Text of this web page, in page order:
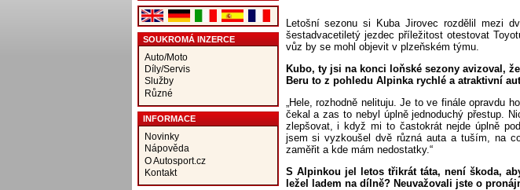
SOUKROMÁ INZERCE
Auto/Moto
Díly/Servis
Služby
Různé
INFORMACE
Novinky
Nápověda
O Autosport.cz
Kontakt
Letošní sezonu si Kuba Jirovec rozdělil mezi
šestadvacetiletý jezdec příležitost otestovat
vůz by se mohl objevit v plzeňském týmu.
Kubo, ty jsi na konci loňské sezony avizoval,
Beru to z pohledu Alpinka rychlé a atraktivní
„Hele, rozhodně nelituju. Je to ve finále opravdu
čekal a zas to nebyl úplně jednoduchý přestup.
zlepšovat, i když mi to častokrát nejde úplně
jsem si vyzkoušel dvě různá auta a tuším, na
zaměřit a kde mám nedostatky.“
S Alpinkou jel letos třikrát táta, není škoda,
ležel ladem na dílně? Neuvažovali jste o